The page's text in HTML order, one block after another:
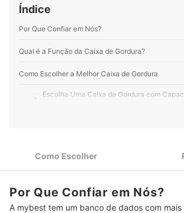
Índice
Por Que Confiar em Nós?
Qual é a Função da Caixa de Gordura?
Como Escolher a Melhor Caixa de Gordura
1
Escolha Uma Caixa de Gordura com
Para Instalação Adequada, Observe as
4
Confira o Material para Garantir Uma Caixa
Resistente
Como Escolher
Por Que Confiar em Nós?
A mybest tem um banco de dados com